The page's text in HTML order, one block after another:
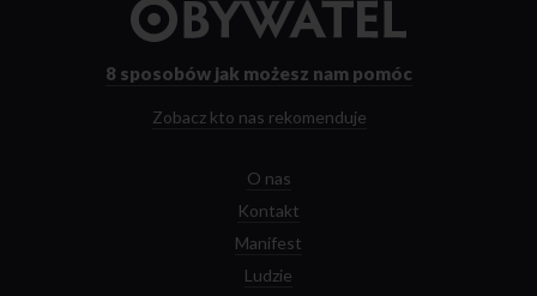
strony
8 sposobów jak możesz nam pomóc
Zobacz kto nas rekomenduje
O nas
Kontakt
Manifest
Ludzie